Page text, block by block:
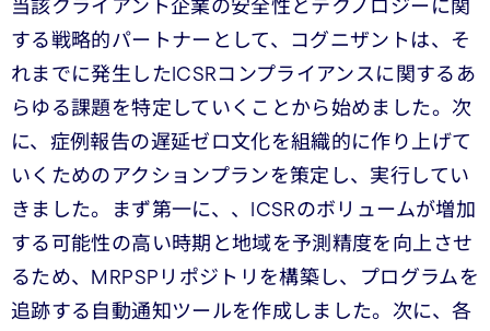
当該クライアント企業の安全性とテクノロジーに関
する戦略的パートナーとして、コグニザントは、そ
れまでに発生したICSRコンプライアンスに関するあ
らゆる課題を特定していくことから始めました。次
に、症例報告の遅延ゼロ文化を組織的に作り上げて
いくためのアクションプランを策定し、実行してい
きました。まず第一に、、ICSRのボリュームが増加
する可能性の高い時期と地域を予測精度を向上させ
るため、MRPSPリポジトリを構築し、プログラムを
追跡する自動通知ツールを作成しました。次に、各